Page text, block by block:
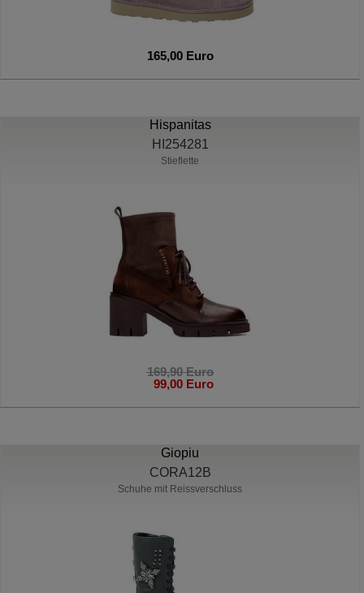
165,00 Euro
Hispanitas
HI254281
Stieflette
169,90 Euro
99,00 Euro
Giopiu
CORA12B
Schuhe mit Reissverschluss